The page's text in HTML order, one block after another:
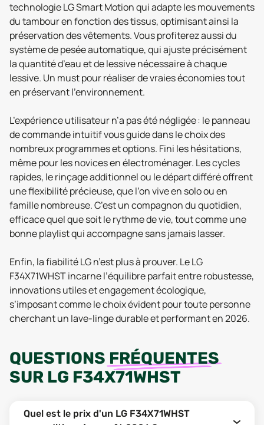
technologie LG Smart Motion qui adapte les mouvements
du tambour en fonction des tissus, optimisant ainsi la
préservation des vêtements. Vous profiterez aussi du
système de pesée automatique, qui ajuste précisément
la quantité d’eau et de lessive nécessaire à chaque
lessive. Un must pour réaliser de vraies économies tout
en préservant l’environnement.
L’expérience utilisateur n’a pas été négligée : le panneau
de commande intuitif vous guide dans le choix des
nombreux programmes et options. Fini les hésitations,
même pour les novices en électroménager. Les cycles
rapides, le rinçage additionnel ou le départ différé offrent
une flexibilité précieuse, que l’on vive en solo ou en
famille nombreuse. C’est un compagnon du quotidien,
efficace quel que soit le rythme de vie, tout comme une
bonne playlist qui accompagne sans jamais lasser.
Enfin, la fiabilité LG n’est plus à prouver. Le LG
F34X71WHST incarne l’équilibre parfait entre robustesse,
innovations utiles et engagement écologique,
s’imposant comme le choix évident pour toute personne
cherchant un lave-linge durable et performant en 2026.
QUESTIONS FRÉQUENTES
SUR LG F34X71WHST
Quel est le prix d'un LG F34X71WHST